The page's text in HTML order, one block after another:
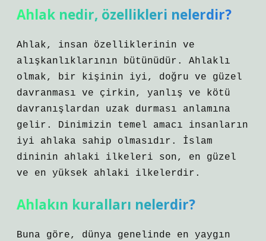
Ahlak nedir, özellikleri nelerdir?
Ahlak, insan özelliklerinin ve
alışkanlıklarının bütünüdür. Ahlaklı
olmak, bir kişinin iyi, doğru ve güzel
davranması ve çirkin, yanlış ve kötü
davranışlardan uzak durması anlamına
gelir. Dinimizin temel amacı insanların
iyi ahlaka sahip olmasıdır. İslam
dininin ahlaki ilkeleri son, en güzel
ve en yüksek ahlaki ilkelerdir.
Ahlakın kuralları nelerdir?
Buna göre, dünya genelinde en yaygın